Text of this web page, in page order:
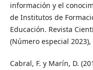
información y el
de Institutos de
Educación. Revista
(Número especial 2023),
Cabral, F. y Marín, D.